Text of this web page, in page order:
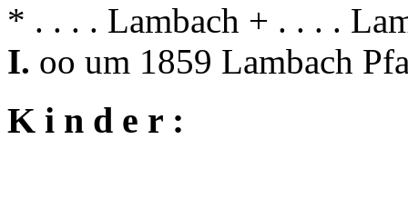
* . . . . Lambach + . . . .
I. oo um 1859 Lambach
K i n d e r :